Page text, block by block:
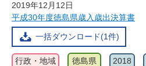
2019年12月12日
平成30年度徳島県歳入歳出決算書
一括ダウンロード(1件)
行政・地域 徳島県 2018